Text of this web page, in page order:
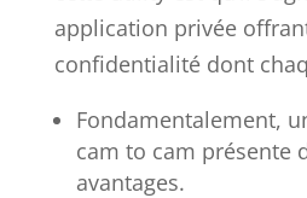
application privée
confidentialité dont
Fondamentalement,
cam to cam présente
avantages.